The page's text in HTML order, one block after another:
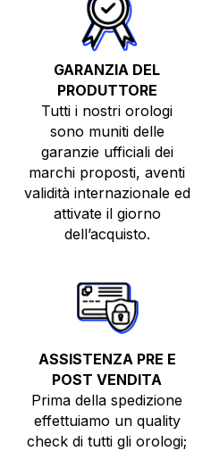
TUTTI GLI OROLOGI
NUOVI
VENDI O PERMUTA
GARANZIA DEL
PRODUTTORE
Tutti i nostri orologi
sono muniti delle
garanzie ufficiali dei
marchi proposti, aventi
validità internazionale ed
attivate il giorno
dell’acquisto.
ASSISTENZA PRE E
POST VENDITA
Prima della spedizione
effettuiamo un quality
check di tutti gli orologi;